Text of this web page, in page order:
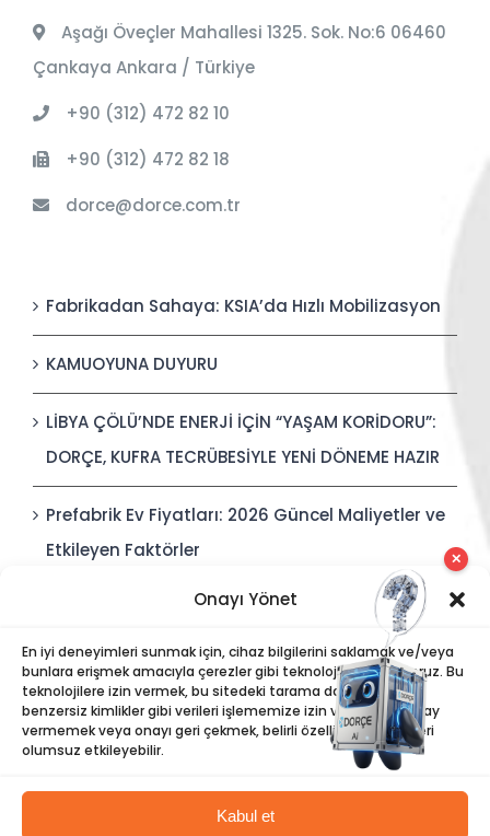
Onayı Yönet
En iyi deneyimleri sunmak için, cihaz bilgilerini saklamak ve/veya
bunlara erişmek amacıyla çerezler gibi teknolojiler kullanıyoruz. Bu
teknolojilere izin vermek, bu sitedeki tarama davranışı veya
benzersiz kimlikler gibi verileri işlememize izin verecektir. Onay
vermemek veya onayı geri çekmek, belirli özellikleri ve işlevleri
olumsuz etkileyebilir.
Kabul et
Aşağı Öveçler Mahallesi 1325. Sok. No:6 06460
Çankaya Ankara / Türkiye
+90 (312) 472 82 10
+90 (312) 472 82 18
dorce@dorce.com.tr
Fabrikadan Sahaya: KSIA’da Hızlı Mobilizasyon
KAMUOYUNA DUYURU
LİBYA ÇÖLÜ’NDE ENERJİ İÇİN “YAŞAM KORİDORU”:
DORÇE, KUFRA TECRÜBESİYLE YENİ DÖNEME HAZIR
Prefabrik Ev Fiyatları: 2026 Güncel Maliyetler ve
Etkileyen Faktörler
Polis Karakolları: Güvenli, Entegre ve Hızlı İnşa
Edilebilir Kamu Güvenliği Yapıları
✕